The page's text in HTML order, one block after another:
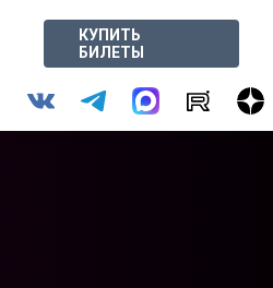
КУПИТЬ
БИЛЕТЫ